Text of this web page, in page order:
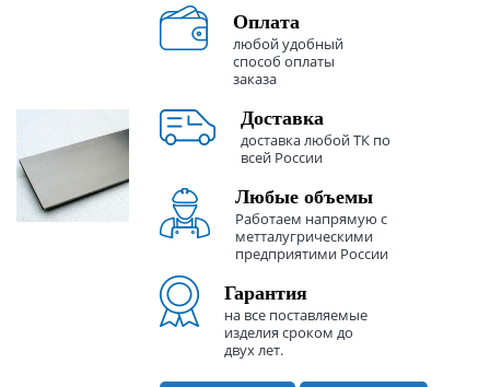
Оплата
любой удобный
способ оплаты
заказа
Доставка
доставка любой ТК по
всей России
Любые объемы
Работаем напрямую с
метталугрическими
предприятими России
Гарантия
на все поставляемые
изделия сроком до
двух лет.